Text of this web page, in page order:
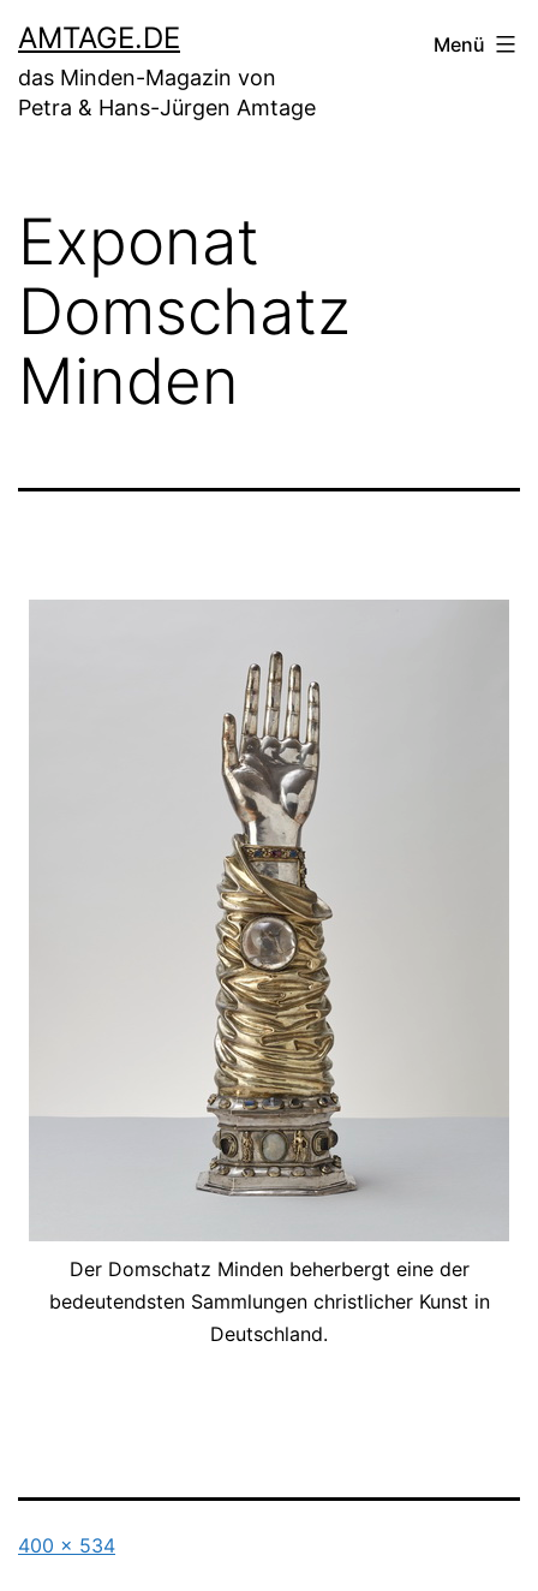
Zum
Inhalt
springen
AMTAGE.DE
das Minden-Magazin von
Petra & Hans-Jürgen Amtage
Menü
Exponat
Domschatz
Minden
Der Domschatz Minden beherbergt eine der
bedeutendsten Sammlungen christlicher Kunst in
Deutschland.
Originalgröße
400 × 534